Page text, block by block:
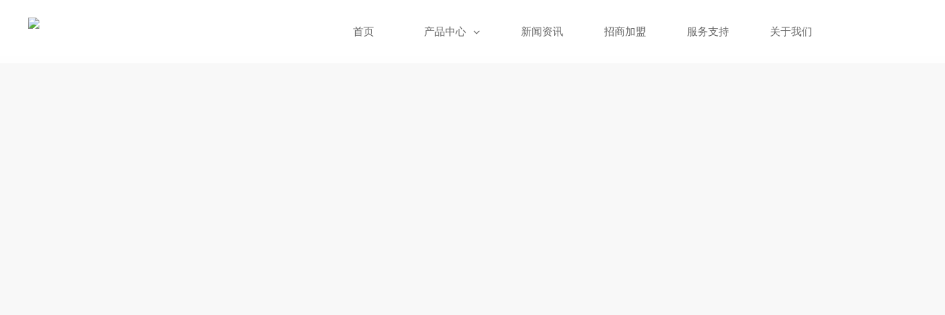
首页 产品中心 新闻资讯 招商加盟 服务支持 关于我们